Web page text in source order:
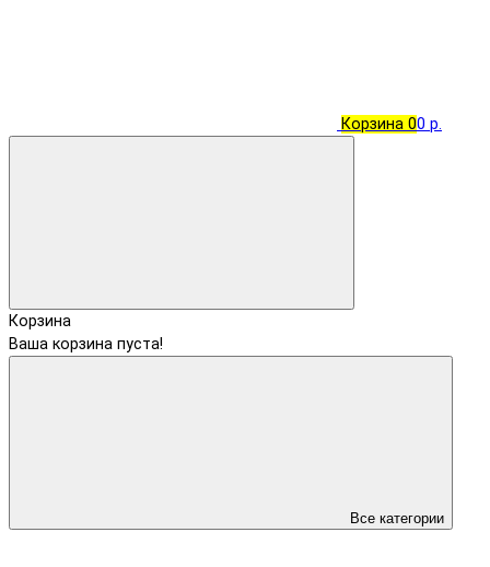
Корзина 00 р.
Корзина
Ваша корзина пуста!
Все категории